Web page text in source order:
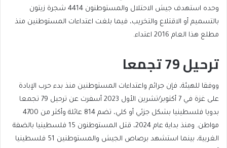
وحده استهدف جيش الاحتلال والمستوطنون 4414 شجرة زيتون
بالتسميم أو الاقتلاع والتخريب، فيما بلغت اعتداءات المستوطنين منذ
مطلع هذا العام 2016 اعتداء.
ترحيل 79 تجمعا
ووفقا للهيئة، فإن جرائم واعتداءات المستوطنين منذ بدء حرب الإبادة
على غزة في 7 أكتوبر/تشرين الأول 2023 أسفرت عن ترحيل 79 تجمعا
بدويا فلسطينيا بشكل جزئي أو كلي، تضم 814 عائلة وأكثر من 4700
مواطن. ومنذ بداية عام 2024، قتل المستوطنون 15 فلسطينيا بالضفة
الغربية، بينما استشهد برصاص الجيش والمستوطنين 51 فلسطينيا